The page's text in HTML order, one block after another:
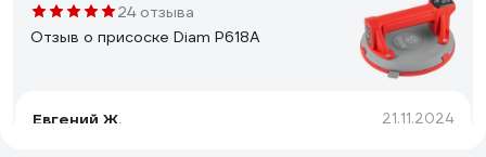
24 отзыва
Отзыв о присоске Diam P618A
Евгений Ж. 21.11.2024